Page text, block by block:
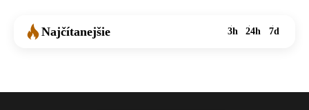
Najčítanejšie 3h 24h 7d